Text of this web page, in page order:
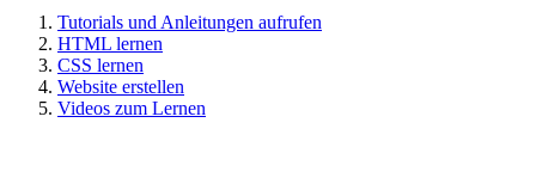
Tutorials und Anleitungen aufrufen
HTML lernen
CSS lernen
Website erstellen
Videos zum Lernen